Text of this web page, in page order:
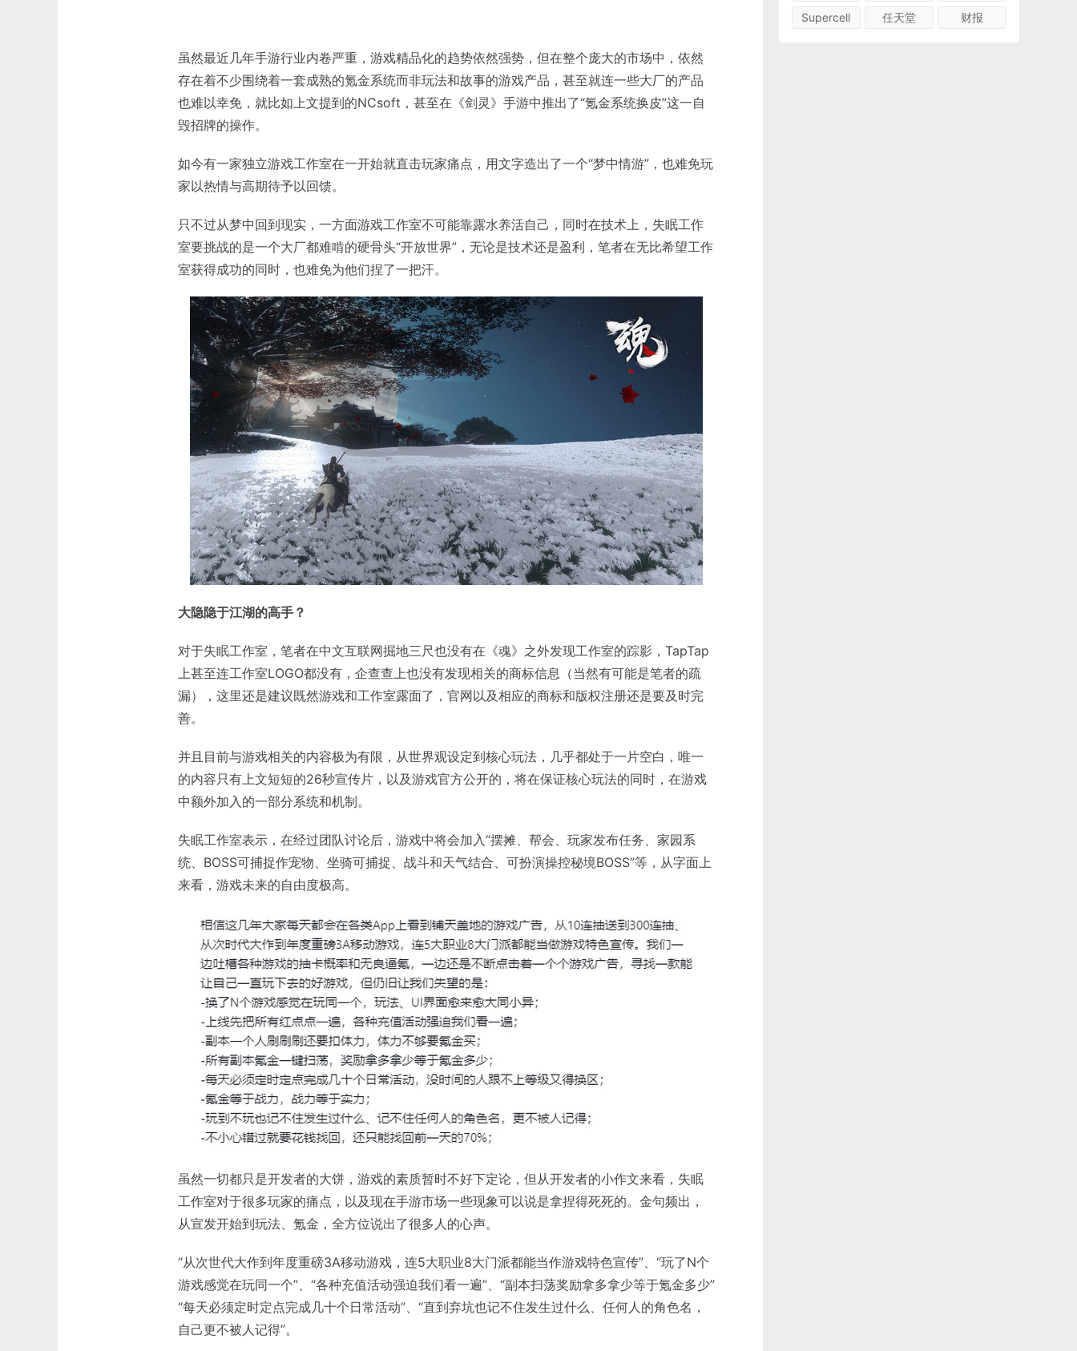
虽然最近几年手游行业内卷严重，游戏精品化的趋势依然强势，但在整个庞大的市场中，依然
存在着不少围绕着一套成熟的氪金系统而非玩法和故事的游戏产品，甚至就连一些大厂的产品
也难以幸免，就比如上文提到的NCsoft，甚至在《剑灵》手游中推出了“氪金系统换皮”这一自
毁招牌的操作。
如今有一家独立游戏工作室在一开始就直击玩家痛点，用文字造出了一个“梦中情游”，也难免玩
家以热情与高期待予以回馈。
只不过从梦中回到现实，一方面游戏工作室不可能靠露水养活自己，同时在技术上，失眠工作
室要挑战的是一个大厂都难啃的硬骨头“开放世界”，无论是技术还是盈利，笔者在无比希望工作
室获得成功的同时，也难免为他们捏了一把汗。
大隐隐于江湖的高手？
对于失眠工作室，笔者在中文互联网掘地三尺也没有在《魂》之外发现工作室的踪影，TapTap
上甚至连工作室LOGO都没有，企查查上也没有发现相关的商标信息（当然有可能是笔者的疏
漏），这里还是建议既然游戏和工作室露面了，官网以及相应的商标和版权注册还是要及时完
善。
并且目前与游戏相关的内容极为有限，从世界观设定到核心玩法，几乎都处于一片空白，唯一
的内容只有上文短短的26秒宣传片，以及游戏官方公开的，将在保证核心玩法的同时，在游戏
中额外加入的一部分系统和机制。
失眠工作室表示，在经过团队讨论后，游戏中将会加入“摆摊、帮会、玩家发布任务、家园系
统、BOSS可捕捉作宠物、坐骑可捕捉、战斗和天气结合、可扮演操控秘境BOSS”等，从字面上
来看，游戏未来的自由度极高。
虽然一切都只是开发者的大饼，游戏的素质暂时不好下定论，但从开发者的小作文来看，失眠
工作室对于很多玩家的痛点，以及现在手游市场一些现象可以说是拿捏得死死的。金句频出，
从宣发开始到玩法、氪金，全方位说出了很多人的心声。
“从次世代大作到年度重磅3A移动游戏，连5大职业8大门派都能当作游戏特色宣传”、“玩了N个
游戏感觉在玩同一个”、“各种充值活动强迫我们看一遍”、“副本扫荡奖励拿多拿少等于氪金多少”
“每天必须定时定点完成几十个日常活动”、“直到弃坑也记不住发生过什么、任何人的角色名，
自己更不被人记得”。
Supercell
任天堂 财报